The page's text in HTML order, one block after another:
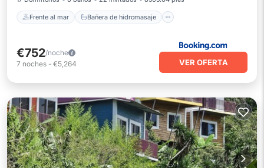
Frente al mar Bañera de hidromasaje
€752/noche
7 noches - €5,264 VER OFERTA